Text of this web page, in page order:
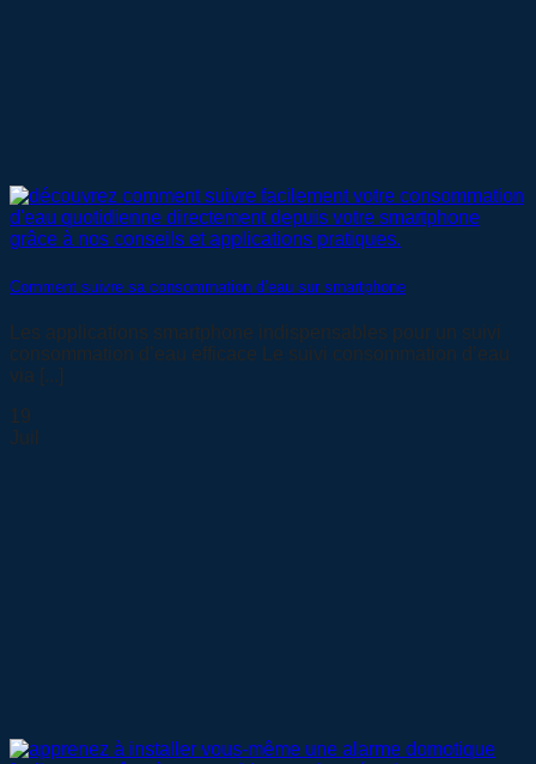
Comment suivre sa consommation d’eau sur smartphone
Les applications smartphone indispensables pour un suivi
consommation d’eau efficace Le suivi consommation d’eau
via [...]
19
Juil